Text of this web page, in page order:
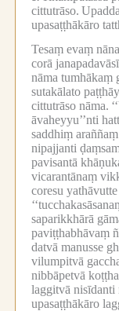
cittutrāso.
upasaṭṭhākāro
Tesaṃ evaṃ
corā
nāma tumhākaṃ
sutakālato
cittutrāso nāma.
āvaheyyu’’nti
saddhiṃ
nipajjanti
pavisantā
vicarantānaṃ
coresu
saparikkhārā
paviṭṭhabhāvaṃ
datvā manusse
vilumpitvā
nibbāpetvā
laggitvā nisīdanti
upasaṭṭhākāro